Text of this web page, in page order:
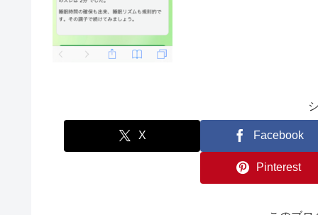
X Facebook
Pinterest